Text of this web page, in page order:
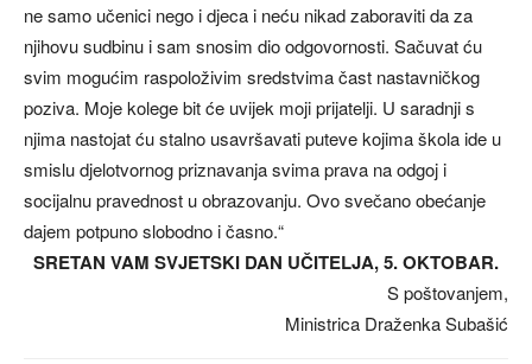
ne samo učenici nego i djeca i neću nikad zaboraviti da za
njihovu sudbinu i sam snosim dio odgovornosti. Sačuvat ću
svim mogućim raspoloživim sredstvima čast nastavničkog
poziva. Moje kolege bit će uvijek moji prijatelji. U saradnji s
njima nastojat ću stalno usavršavati puteve kojima škola ide u
smislu djelotvornog priznavanja svima prava na odgoj i
socijalnu pravednost u obrazovanju. Ovo svečano obećanje
dajem potpuno slobodno i časno.“
SRETAN VAM SVJETSKI DAN UČITELJA, 5. OKTOBAR.
S poštovanjem,
Ministrica Draženka Subašić